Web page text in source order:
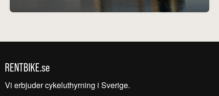
RENTBIKE.se
Vi erbjuder cykeluthyrning i Sverige.